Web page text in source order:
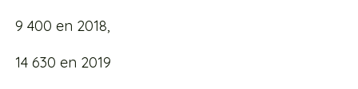
9 400 en 2018,
14 630 en 2019